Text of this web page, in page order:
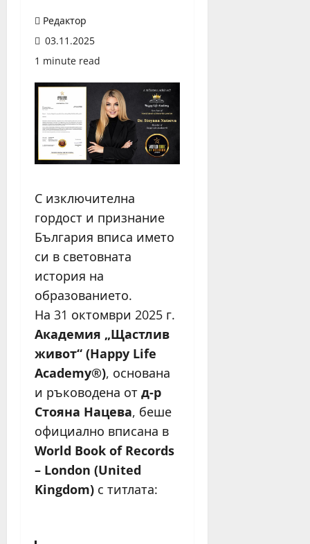
Редактор
03.11.2025
1 minute read
С изключителна
гордост и признание
България вписа името
си в световната
история на
образованието.
На 31 октомври 2025 г.
Академия „Щастлив
живот“ (Happy Life
Academy®), основана
и ръководена от д-р
Стояна Нацева, беше
официално вписана в
World Book of Records
– London (United
Kingdom) с титлата: